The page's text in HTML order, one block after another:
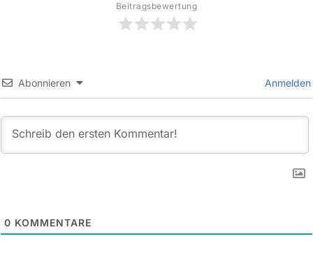
Beitragsbewertung
Abonnieren Anmelden
0 KOMMENTARE